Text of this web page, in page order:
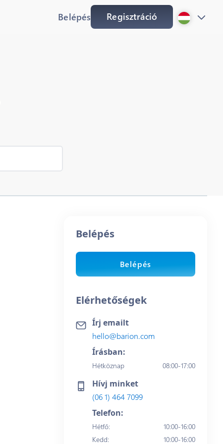
Belépés Regisztráció
Belépés
Belépés
Elérhetőségek
Írj emailt
hello@barion.com
Írásban:
Hétköznap 08:00-17:00
Hívj minket
(06 1) 464 7099
Telefon:
Hétfő:
10:00-16:00
Kedd:
10:00-16:00